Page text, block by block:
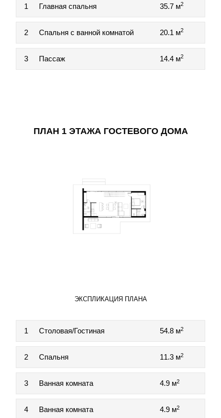
1 Главная спальня 35.7 м2
2 Спальня с ванной комнатой 20.1 м2
3 Пассаж 14.4 м2
ПЛАН 1 ЭТАЖА ГОСТЕВОГО ДОМА
ЭКСПЛИКАЦИЯ ПЛАНА
1 Столовая/Гостиная 54.8 м2
2 Спальня 11.3 м2
3 Ванная комната 4.9 м2
4 Ванная комната 4.9 м2